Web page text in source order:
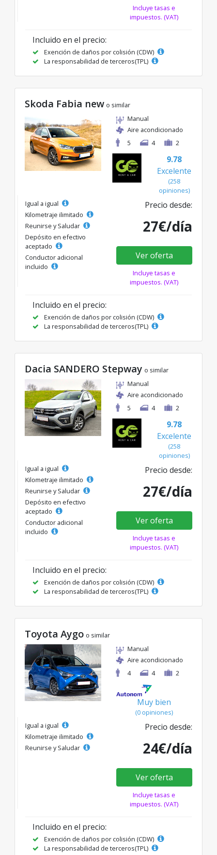
Incluye tasas e
impuestos. (VAT)
Incluido en el precio:
Exención de daños por colisión (CDW)
La responsabilidad de terceros(TPL)
Skoda Fabia new o similar
Manual
Aire acondicionado
5
4 2
9.78
Excelente
(258
opiniones)
Igual a igual
Kilometraje ilimitado
Reunirse y Saludar
Depósito en efectivo
aceptado
Conductor adicional
incluido
Precio desde:
27€/día
Ver oferta
Incluye tasas e
impuestos. (VAT)
Incluido en el precio:
Exención de daños por colisión (CDW)
La responsabilidad de terceros(TPL)
Dacia SANDERO Stepway o similar
Manual
Aire acondicionado
5
4 2
9.78
Excelente
(258
opiniones)
Igual a igual
Kilometraje ilimitado
Reunirse y Saludar
Depósito en efectivo
aceptado
Conductor adicional
incluido
Precio desde:
27€/día
Ver oferta
Incluye tasas e
impuestos. (VAT)
Incluido en el precio:
Exención de daños por colisión (CDW)
La responsabilidad de terceros(TPL)
Toyota Aygo o similar
Manual
Aire acondicionado
4
4 2
Muy bien
(0 opiniones)
Igual a igual
Kilometraje ilimitado
Reunirse y Saludar
Precio desde:
24€/día
Ver oferta
Incluye tasas e
impuestos. (VAT)
Incluido en el precio:
Exención de daños por colisión (CDW)
La responsabilidad de terceros(TPL)